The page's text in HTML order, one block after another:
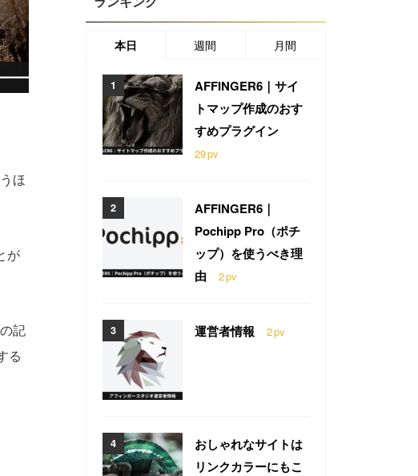
ほ
が
記
る
本日 週間 月間
AFFINGER6｜サイ
トマップ作成のおす
すめプラグイン
29pv
AFFINGER6｜
Pochipp Pro（ポチ
ップ）を使うべき理
由
2pv
運営者情報 2pv
おしゃれなサイトは
リンクカラーにもこ